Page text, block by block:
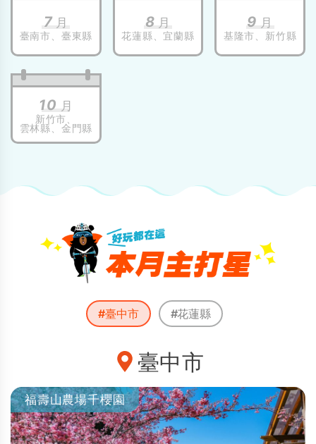
7 月
臺南市、 臺東縣
8 月
花蓮縣、 宜蘭縣
9 月
基隆市、 新竹縣
10 月
新竹市、
雲林縣、 金門縣
#臺中市 #花蓮縣
臺中市
福壽山農場千櫻園